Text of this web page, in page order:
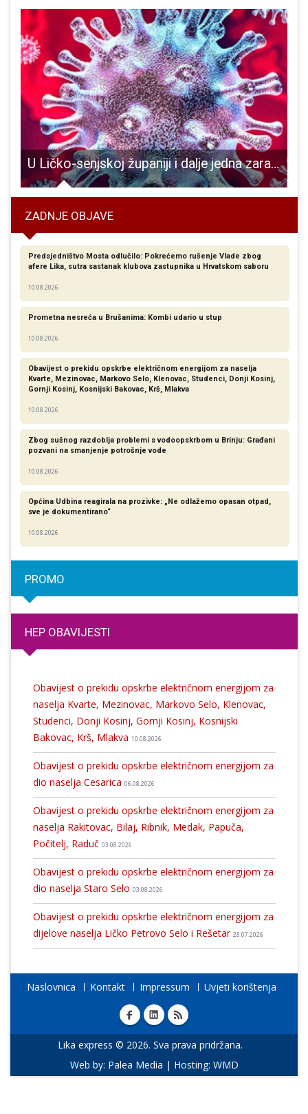
U Ličko-senjskoj županiji i dalje jedna zaražena osoba korona virusom
ZADNJE OBJAVE
Predsjedništvo Mosta odlučilo: Pokrećemo rušenje Vlade zbog
afere Lika, sutra sastanak klubova zastupnika u Hrvatskom saboru
10.08.2026
Prometna nesreća u Brušanima: Kombi udario u stup
10.08.2026
Obavijest o prekidu opskrbe električnom energijom za naselja
Kvarte, Mezinovac, Markovo Selo, Klenovac, Studenci, Donji Kosinj,
Gornji Kosinj, Kosnijski Bakovac, Krš, Mlakva
10.08.2026
Zbog sušnog razdoblja problemi s vodoopskrbom u Brinju: Građani
pozvani na smanjenje potrošnje vode
10.08.2026
Općina Udbina reagirala na prozivke: „Ne odlažemo opasan otpad,
sve je dokumentirano“
10.08.2026
PROMO
HEP OBAVIJESTI
Obavijest o prekidu opskrbe električnom energijom za
naselja Kvarte, Mezinovac, Markovo Selo, Klenovac,
Studenci, Donji Kosinj, Gornji Kosinj, Kosnijski
Bakovac, Krš, Mlakva 10.08.2026
Obavijest o prekidu opskrbe električnom energijom za
dio naselja Cesarica 06.08.2026
Obavijest o prekidu opskrbe električnom energijom za
naselja Rakitovac, Bilaj, Ribnik, Medak, Papuča,
Počitelj, Raduč 03.08.2026
Obavijest o prekidu opskrbe električnom energijom za
dio naselja Staro Selo 03.08.2026
Obavijest o prekidu opskrbe električnom energijom za
dijelove naselja Ličko Petrovo Selo i Rešetar 28.07.2026
Naslovnica Kontakt Impressum Uvjeti korištenja
Lika express © 2026. Sva prava pridržana.
Web by: Palea Media | Hosting: WMD